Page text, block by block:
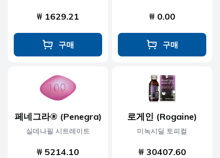
₩ 1629.21
구매
₩ 0.00
구매
페네그라® (Penegra)
실데나필 시트레이트
₩ 5214.10
로게인 (Rogaine)
미녹시딜 토피컬
₩ 30407.60